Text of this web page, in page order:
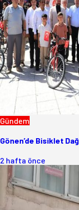
Gündem
Gönen’de Bisiklet
2 hafta önce